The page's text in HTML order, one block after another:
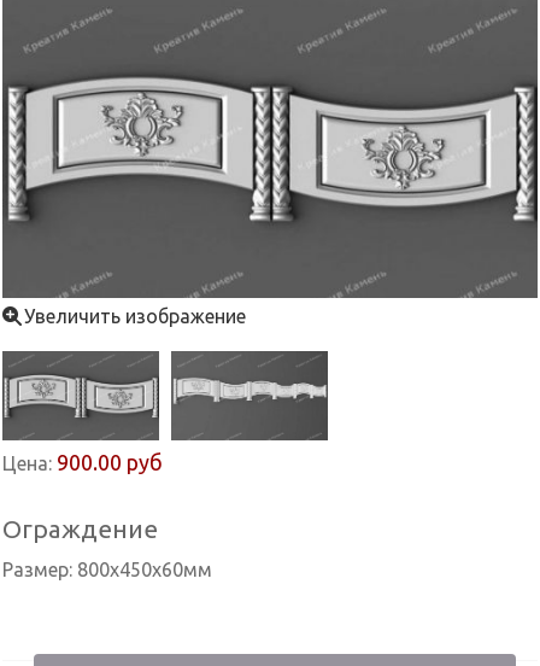
Увеличить изображение
Цена: 900.00 руб
Ограждение
Размер: 800x450x60мм